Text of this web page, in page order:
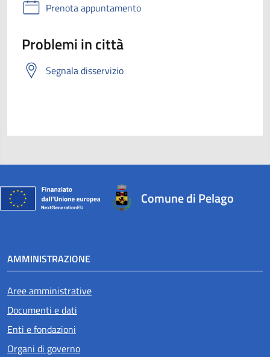
Prenota appuntamento
Problemi in città
Segnala disservizio
Comune di Pelago
AMMINISTRAZIONE
Aree amministrative
Documenti e dati
Enti e fondazioni
Organi di governo